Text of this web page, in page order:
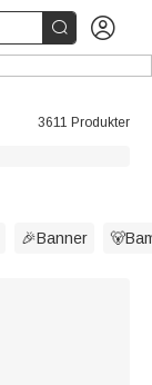
 
3611 Produkter
🎉Banner